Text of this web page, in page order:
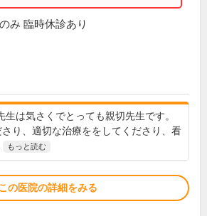
み 臨時休診あり
生は気さくでとっても親切先生です。
り、適切な治療ををしてくださり、看
もっと読む
の医院の詳細をみる